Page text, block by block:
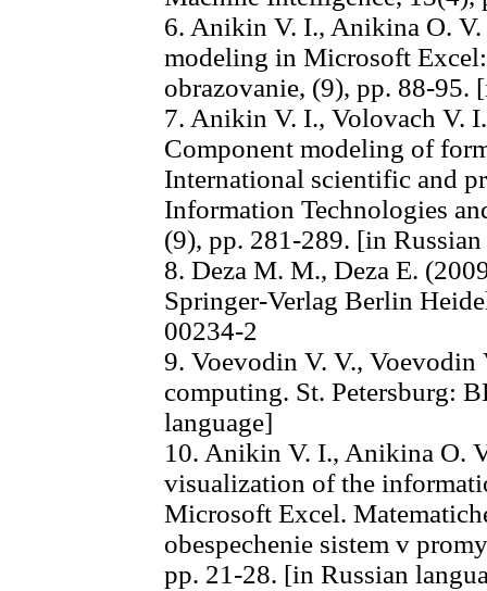
6. Anikin V. I., Anikina O.
modeling in Microsoft
obrazovanie, (9), pp. 88-95.
7. Anikin V. I., Volovach V.
Component modeling of
International scientific and
Information Technologies
(9), pp. 281-289. [in
8. Deza M. M., Deza E.
Springer-Verlag Berlin
00234-2
9. Voevodin V. V.,
computing. St. Petersburg:
language]
10. Anikin V. I., Anikina O.
visualization of the
Microsoft Excel.
obespechenie sistem v
pp. 21-28. [in Russian